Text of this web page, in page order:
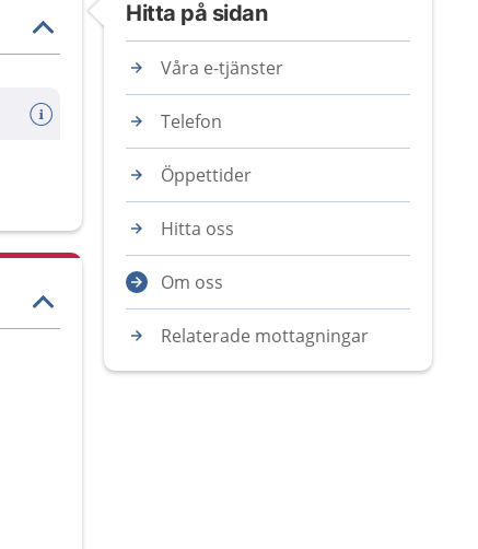
Hitta på sidan
Våra e-tjänster
Telefon
Öppettider
Hitta oss
Om oss
Relaterade mottagningar